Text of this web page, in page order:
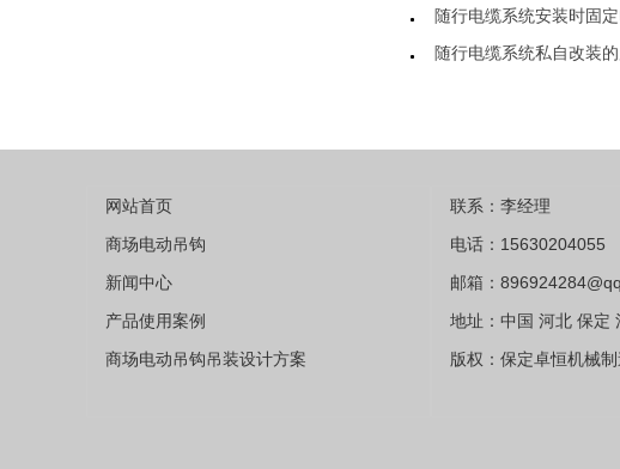
随行电缆系统安装时固
随行电缆系统私自改装
网站首页
商场电动吊钩
新闻中心
产品使用案例
商场电动吊钩吊装设计方案
联系：李经理
电话：15630204055
邮箱：
地址：中国 河北 保定
版权：保定卓恒机械